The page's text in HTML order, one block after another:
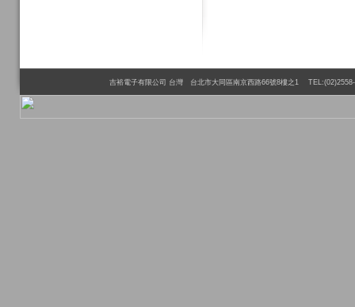
吉裕電子有限公司 台灣 台北市大同區南京西路66號8樓之1